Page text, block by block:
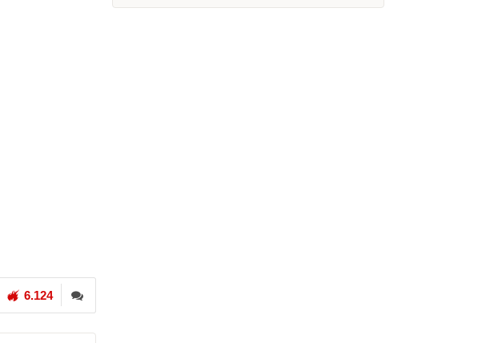
6.124